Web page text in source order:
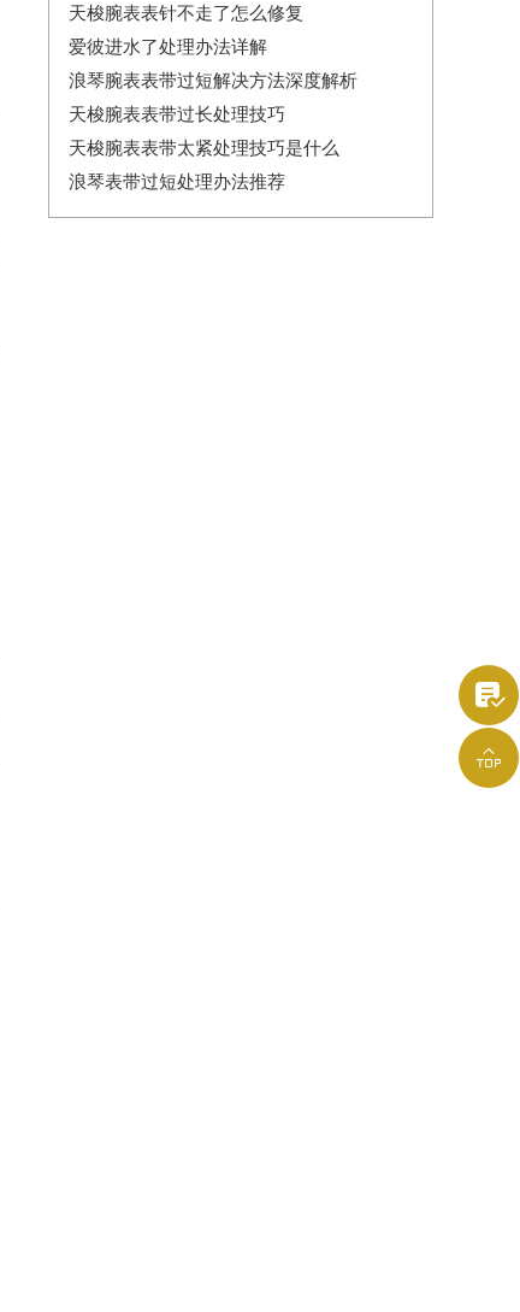
天梭腕表表针不走了怎么修复
爱彼进水了处理办法详解
浪琴腕表表带过短解决方法深度解析
天梭腕表表带过长处理技巧
天梭腕表表带太紧处理技巧是什么
浪琴表带过短处理办法推荐

